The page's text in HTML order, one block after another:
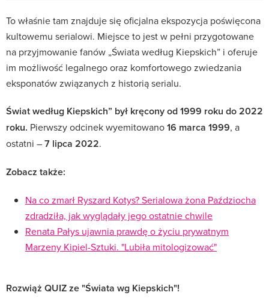
To właśnie tam znajduje się oficjalna ekspozycja poświęcona
kultowemu serialowi. Miejsce to jest w pełni przygotowane
na przyjmowanie fanów „Świata według Kiepskich” i oferuje
im możliwość legalnego oraz komfortowego zwiedzania
eksponatów związanych z historią serialu.
Świat według Kiepskich” był kręcony od 1999 roku do 2022
roku. Pierwszy odcinek wyemitowano16 marca 1999, a
ostatni –7 lipca 2022.
Zobacz także:
Na co zmarł Ryszard Kotys? Serialowa żona Paździocha
zdradziła, jak wyglądały jego ostatnie chwile
Renata Pałys ujawnia prawdę o życiu prywatnym
Marzeny Kipiel-Sztuki. "Lubiła mitologizować"
Rozwiąż QUIZ ze "Świata wg Kiepskich"!